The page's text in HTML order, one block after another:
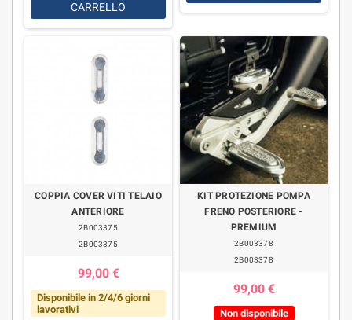
CARRELLO
COPPIA COVER VITI TELAIO
ANTERIORE
2B003375
2B003375
99,00 €
Disponibile in 2/4/6 giorni
lavorativi
KIT PROTEZIONE POMPA
FRENO POSTERIORE -
PREMIUM
2B003378
2B003378
99,00 €
Non disponibile